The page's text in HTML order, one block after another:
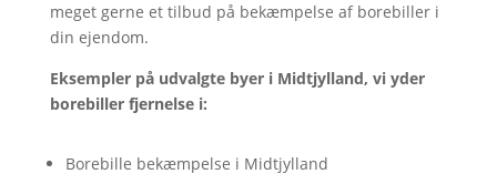
meget gerne et tilbud på bekæmpelse af borebiller i
din ejendom.
Eksempler på udvalgte byer i Midtjylland, vi yder
borebiller fjernelse i:
Borebille bekæmpelse i Midtjylland